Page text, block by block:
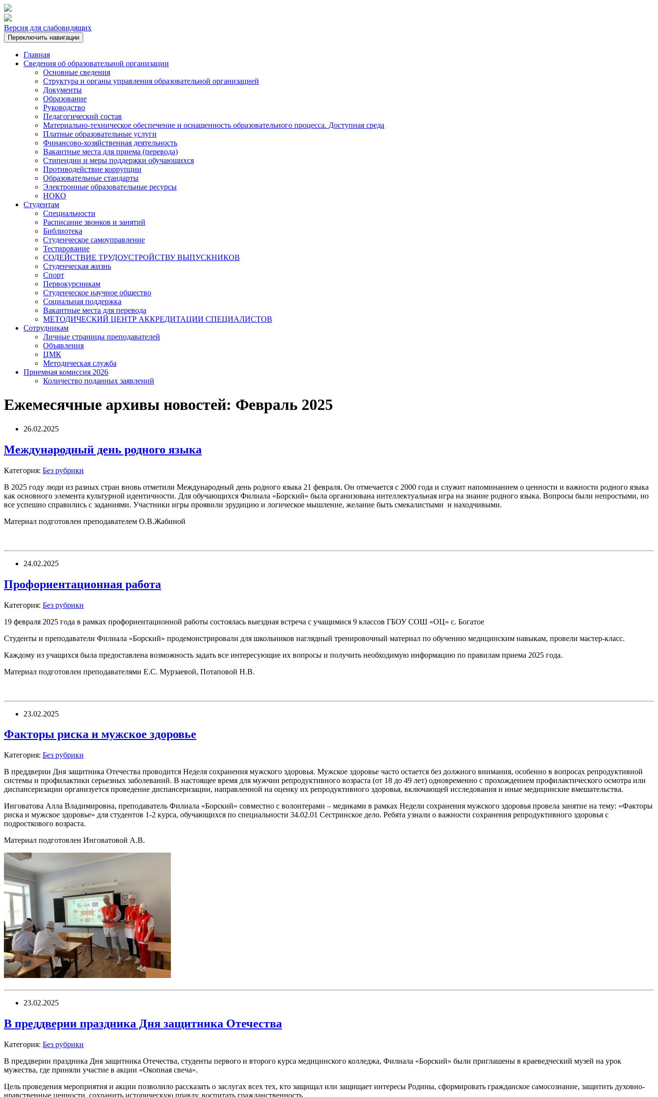
Версия для слабовидящих
Переключить навигации
Главная
Сведения об образовательной организации
Основные сведения
Структура и органы управления образовательной организацией
Документы
Образование
Руководство
Педагогический состав
Материально-техническое обеспечение и оснащенность образовательного процесса. Доступная среда
Платные образовательные услуги
Финансово-хозяйственная деятельность
Вакантные места для приема (перевода)
Стипендии и меры поддержки обучающихся
Противодействие коррупции
Образовательные стандарты
Электронные образовательные ресурсы
НОКО
Студентам
Специальности
Расписание звонков и занятий
Библиотека
Студенческое самоуправление
Тестирование
СОДЕЙСТВИЕ ТРУДОУСТРОЙСТВУ ВЫПУСКНИКОВ
Студенческая жизнь
Спорт
Первокурсникам
Студенческое научное общество
Социальная поддержка
Вакантные места для перевода
МЕТОДИЧЕСКИЙ ЦЕНТР АККРЕДИТАЦИИ СПЕЦИАЛИСТОВ
Сотрудникам
Личные страницы преподавателей
Объявления
ЦМК
Методическая служба
Приемная комиссия 2026
Количество поданных заявлений
Ежемесячные архивы новостей: Февраль 2025
26.02.2025
Международный день родного языка
Категория: Без рубрики
В 2025 году люди из разных стран вновь отметили Международный день родного языка 21 февраля. Он отмечается с 2000 года и служит напоминанием о ценности и важности родного языка
как основного элемента культурной идентичности. Для обучающихся Филиала «Борский» была организована интеллектуальная игра на знание родного языка. Вопросы были непростыми, но
все успешно справились с заданиями. Участники игры проявили эрудицию и логическое мышление, желание быть смекалистыми и находчивыми.
Материал подготовлен преподавателем О.В.Жабиной
24.02.2025
Профориентационная работа
Категория: Без рубрики
19 февраля 2025 года в рамках профориентационной работы состоялась выездная встреча с учащимися 9 классов ГБОУ СОШ «ОЦ» с. Богатое
Студенты и преподаватели Филиала «Борский» продемонстрировали для школьников наглядный тренировочный материал по обучению медицинским навыкам, провели мастер-класс.
Каждому из учащихся была предоставлена возможность задать все интересующие их вопросы и получить необходимую информацию по правилам приема 2025 года.
Материал подготовлен преподавателями Е.С. Мурзаевой, Потаповой Н.В.
23.02.2025
Факторы риска и мужское здоровье
Категория: Без рубрики
В преддверии Дня защитника Отечества проводится Неделя сохранения мужского здоровья. Мужское здоровье часто остается без должного внимания, особенно в вопросах репродуктивной
системы и профилактики серьезных заболеваний. В настоящее время для мужчин репродуктивного возраста (от 18 до 49 лет) одновременно с прохождением профилактического осмотра или
диспансеризации организуется проведение диспансеризации, направленной на оценку их репродуктивного здоровья, включающей исследования и иные медицинские вмешательства.
Инговатова Алла Владимировна, преподаватель Филиала «Борский» совместно с волонтерами – медиками в рамках Недели сохранения мужского здоровья провела занятие на тему: «Факторы
риска и мужское здоровье» для студентов 1-2 курса, обучающихся по специальности 34.02.01 Сестринское дело. Ребята узнали о важности сохранения репродуктивного здоровья с
подросткового возраста.
Материал подготовлен Инговатовой А.В.
23.02.2025
В преддверии праздника Дня защитника Отечества
Категория: Без рубрики
В преддверии праздника Дня защитника Отечества, студенты первого и второго курса медицинского колледжа, Филиала «Борский» были приглашены в краеведческий музей на урок
мужества, где приняли участие в акции «Окопная свеча».
Цель проведения мероприятия и акции позволило рассказать о заслугах всех тех, кто защищал или защищает интересы Родины, сформировать гражданское самосознание, защитить духовно-